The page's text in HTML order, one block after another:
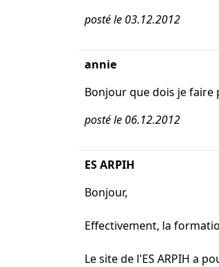
posté le 03.12.2012
annie
Bonjour que dois je faire
posté le 06.12.2012
ES ARPIH
Bonjour,
Effectivement, la
Le site de l'ES ARPIH a